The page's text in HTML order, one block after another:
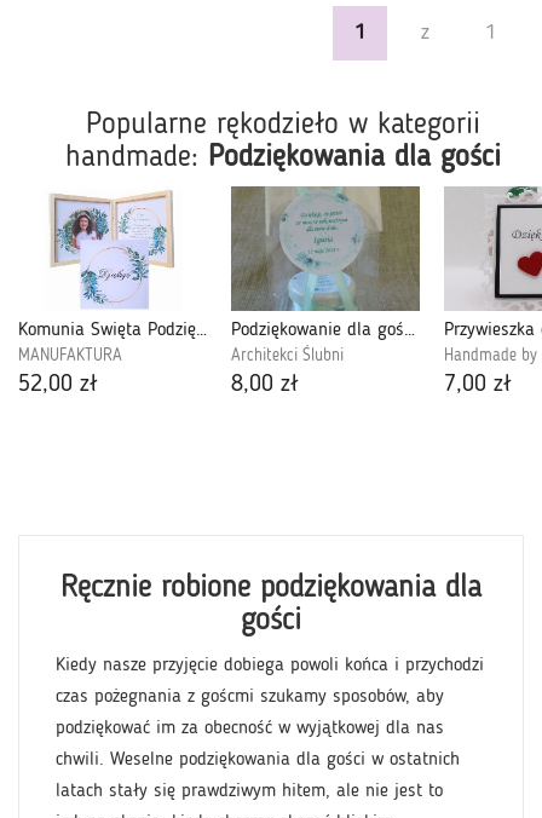
1 z 1
Popularne rękodzieło w kategorii
handmade: Podziękowania dla gości
Komunia Święta Podziękowanie dla Gości-PDGK23
MANUFAKTURA
52,00 zł
Podziękowanie dla gości na chrzest
Architekci Ślubni
8,00 zł
Handmade
7,00 zł
Ręcznie robione podziękowania dla
gości
Kiedy nasze przyjęcie dobiega powoli końca i przychodzi
czas pożegnania z goścmi szukamy sposobów, aby
podziękować im za obecność w wyjątkowej dla nas
chwili. Weselne podziękowania dla gości w ostatnich
latach stały się prawdziwym hitem, ale nie jest to